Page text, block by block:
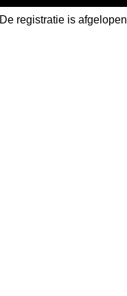
De registratie is afgelopen